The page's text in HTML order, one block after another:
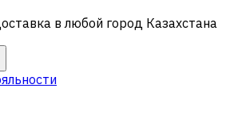
в любой город Казахстана